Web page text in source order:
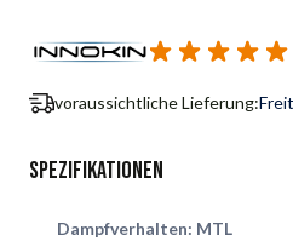
Benachrichtigungsformular
voraussichtliche Lieferung:
Spezifikationen
Dampfverhalten: MTL